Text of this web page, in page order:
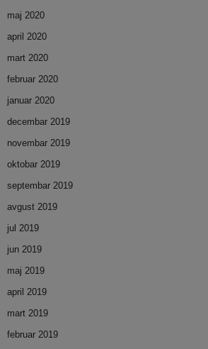
maj 2020
april 2020
mart 2020
februar 2020
januar 2020
decembar 2019
novembar 2019
oktobar 2019
septembar 2019
avgust 2019
jul 2019
jun 2019
maj 2019
april 2019
mart 2019
februar 2019